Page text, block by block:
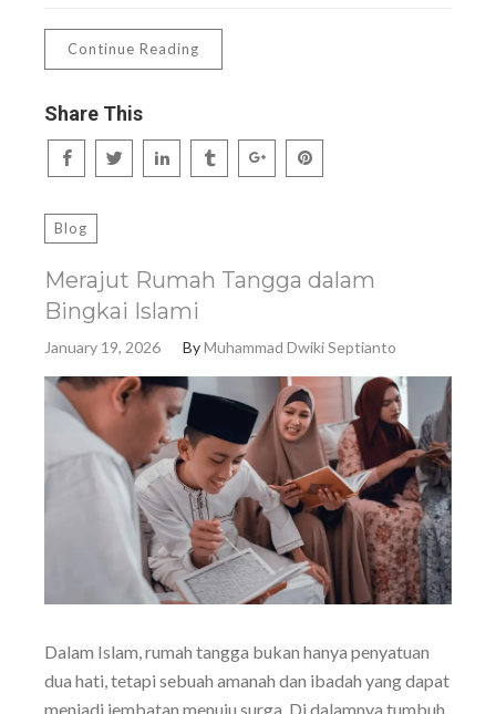
Continue Reading
Share This
Blog
Merajut Rumah Tangga dalam
Bingkai Islami
January 19, 2026 ByMuhammad Dwiki Septianto
Dalam Islam, rumah tangga bukan hanya penyatuan
dua hati, tetapi sebuah amanah dan ibadah yang dapat
menjadi jembatan menuju surga. Di dalamnya tumbuh